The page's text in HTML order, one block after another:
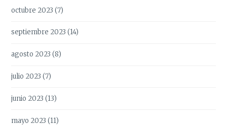
octubre 2023 (7)
septiembre 2023 (14)
agosto 2023 (8)
julio 2023 (7)
junio 2023 (13)
mayo 2023 (11)